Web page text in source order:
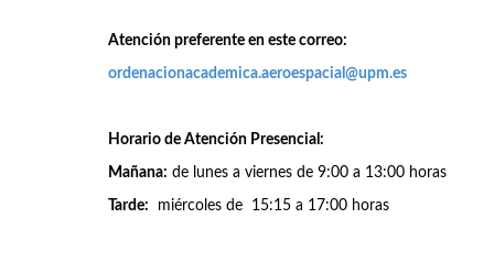
Atención preferente en este correo:
ordenacionacademica.aeroespacial@upm.es
Horario de Atención Presencial:
Mañana: de lunes a viernes de 9:00 a 13:00 horas
Tarde: miércoles de 15:15 a 17:00 horas